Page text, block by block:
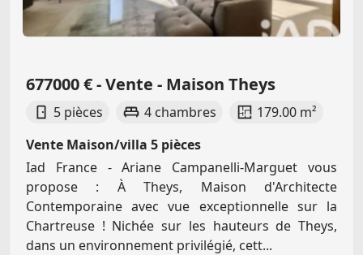
677000 € - Vente - Maison Theys
5 pièces 4 chambres
179.00 m²
Vente Maison/villa 5 pièces
Iad France - Ariane Campanelli-Marguet vous
propose : À Theys, Maison d'Architecte
Contemporaine avec vue exceptionnelle sur la
Chartreuse ! Nichée sur les hauteurs de Theys,
dans un environnement privilégié, cett...